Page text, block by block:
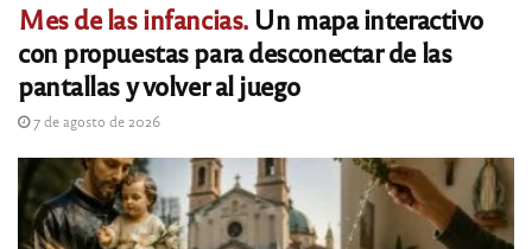
Mes de las infancias.Un mapa interactivo
con propuestas para desconectar de las
pantallas y volver al juego
7 de agosto de 2026